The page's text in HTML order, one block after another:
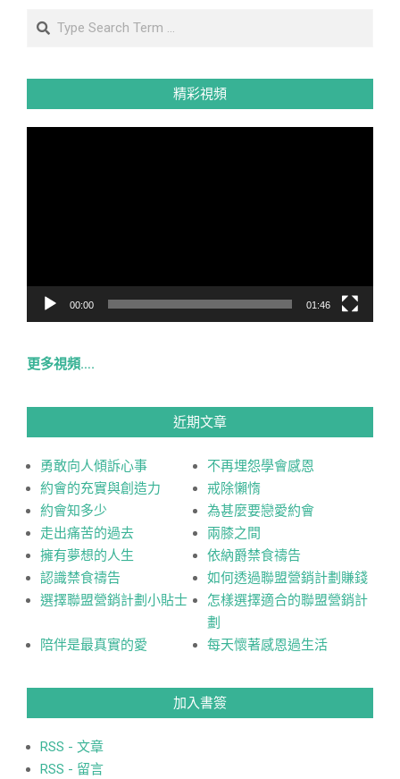
Search
精彩視頻
00:00 01:46
更多視頻….
近期文章
勇敢向人傾訴心事
不再埋怨學會感恩
約會的充實與創造力
戒除懶惰
約會知多少
為甚麼要戀愛約會
走出痛苦的過去
兩膝之間
擁有夢想的人生
依納爵禁食禱告
認識禁食禱告
如何透過聯盟營銷計劃賺錢
選擇聯盟營銷計劃小貼士
怎樣選擇適合的聯盟營銷計
劃
陪伴是最真實的愛
每天懷著感恩過生活
加入書簽
RSS - 文章
RSS - 留言